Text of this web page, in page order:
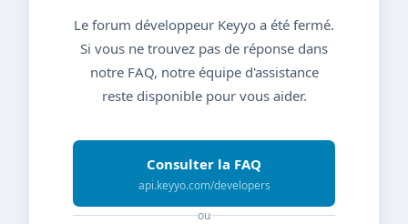
Le forum développeur Keyyo a été fermé.
Si vous ne trouvez pas de réponse dans
notre FAQ, notre équipe d'assistance
reste disponible pour vous aider.
Consulter la FAQ
api.keyyo.com/developers
ou